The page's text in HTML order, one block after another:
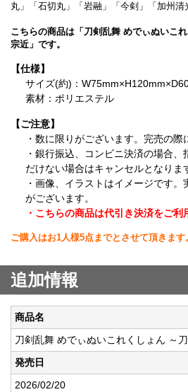
丸」「石切丸」「岩融」「今剣」「加州清
こちらの商品は「刀剣乱舞 めでぃぬいこ
宗近」です。
【仕様】
サイズ(約)：
素材：ポリエステル
【ご注意】
・数に限りがございます。完売の際
・銀行振込、コンビニ決済の場合
だけない場合はキャンセルとなりま
・画像、イラストはイメージです
がございます。
・こちらの商品は代引き決済をご利
ご購入はお1人様5点までとさせて頂きます
追加情報
商品名
刀剣乱舞 めでぃぬいこれくしょん ～
発売日
2026/02/20